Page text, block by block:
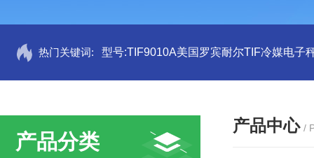
热门关键词: 型号:TIF9010A美国罗宾耐尔TIF冷媒电子
产品分类
产品中心 /